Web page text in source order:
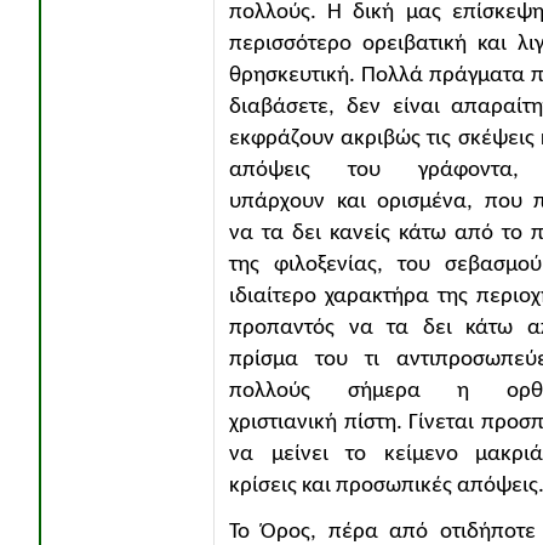
πολλούς. Η δική μας
περισσότερο ορειβατική και
θρησκευτική. Πολλά πράγματα
διαβάσετε, δεν είναι
εκφράζουν ακριβώς τις σκέψεις
απόψεις του γράφοντα,
υπάρχουν και ορισμένα, που
να τα δει κανείς κάτω από το
της φιλοξενίας, του
ιδιαίτερο χαρακτήρα της
προπαντός να τα δει κάτω
πρίσμα του τι
πολλούς σήμερα η
χριστιανική πίστη. Γίνεται
να μείνει το κείμενο
κρίσεις και προσωπικές απόψεις.
Το Όρος, πέρα από οτιδήποτε